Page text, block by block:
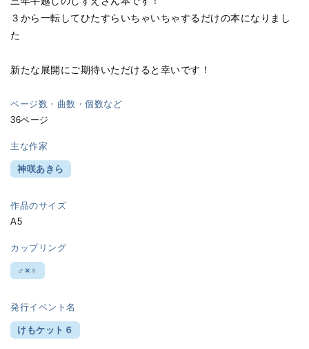
３から一転してひたすらいちゃいちゃするだけの本になりまし
た
新たな展開にご期待いただけると幸いです！
ページ数・曲数・個数など
36ページ
主な作家
神咲あきら
作品のサイズ
A5
カップリング
♂×♀
発行イベント名
けもケット６